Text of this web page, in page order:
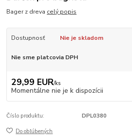
Bager z dreva celý popis
Dostupnosť Nie je skladom
Nie sme platcovia DPH
29,99 EUR/ks
Momentálne nie je k dispozícii
Číslo produktu: DPL0380
Do obľúbených